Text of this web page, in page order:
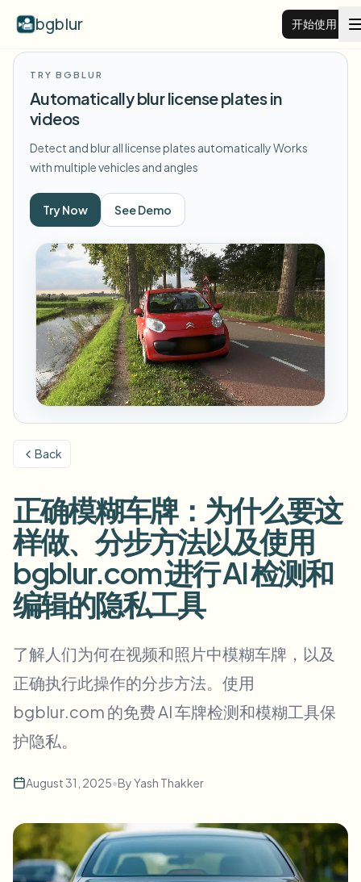
bgblur 开始使用
示例
浏览完整示例库
模糊人脸
模糊车牌
模糊背景
模糊任何内容
GDPR合规模糊
街头采访模糊
游戏与直播模糊
功能
View all features
Browse every blur tool in one place
模糊车牌
模糊人脸
AI Video Object Remover
在线模糊照片中的人脸
人脸匿名化
语音匿名处理器
换脸 - 图片
换脸 - 视频
批量视频模糊
一次处理多个视频
企业
学校与教育
校园摄像头、讲座和地区批量隐私
媒体与娱乐
试映、发布和合规
零售与电商
医疗
诊所和面向患者的视频管理
公共部门
FOIA、安全披露和编辑
大批量、保留期和SLA
批量车牌模糊
车队、行车记录仪和停车场大规模处理
批量人脸模糊
模糊任何内容
API 和 SDK
自动化上传、任务和Webhook
资源
常见问题
博客
Whitepapers
工具
分类
产品
Choose language
TRY BGBLUR
Automatically blur license plates in
videos
Detect and blur all license plates automaticallyWorks
with multiple vehicles and angles
Try Now See Demo
Back
正确模糊车牌：为什么要这
样做、分步方法以及使用
bgblur.com 进行 AI 检测和
编辑的隐私工具
了解人们为何在视频和照片中模糊车牌，以及
正确执行此操作的分步方法。使用
bgblur.com 的免费 AI 车牌检测和模糊工具保
护隐私。
August 31, 2025•ByYash Thakker